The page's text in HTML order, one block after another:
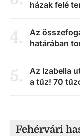
házak felé
4.
Az
határában
5.
Az Izabella
a tűz! 70
Fehérvári